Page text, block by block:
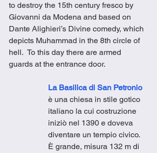
to destroy the 15th century fresco by
Giovanni da Modena and based on
Dante Alighieri’s Divine comedy, which
depicts Muhammad in the 8th circle of
hell.  To this day there are armed
guards at the entrance door.
La Basilica di San Petronio
è una chiesa in stile gotico
italiano la cui costruzione
iniziò nel 1390 e doveva
diventare un tempio civico.
È grande, misura 132 m di